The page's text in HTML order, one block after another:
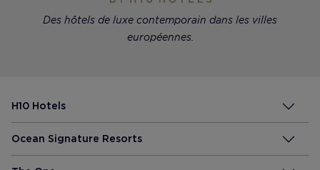
Des hôtels de luxe contemporain dans les villes
européennes.
H10 Hotels
Ocean Signature Resorts